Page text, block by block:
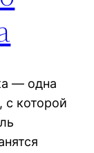
— одна
с которой